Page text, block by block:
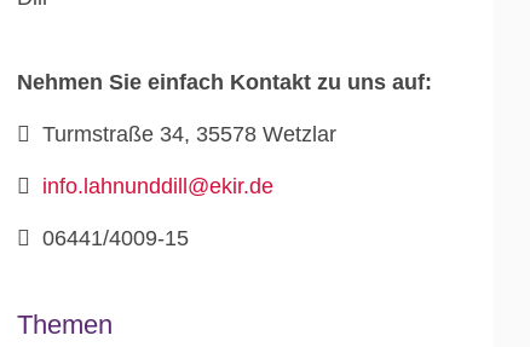
Nehmen Sie einfach Kontakt zu uns auf:
Turmstraße 34, 35578 Wetzlar
info.lahnunddill@ekir.de
06441/4009-15
Themen